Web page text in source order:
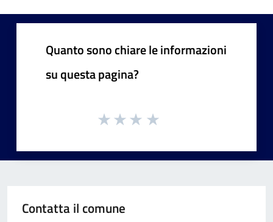
Quanto sono chiare le informazioni
su questa pagina?
Contatta il comune